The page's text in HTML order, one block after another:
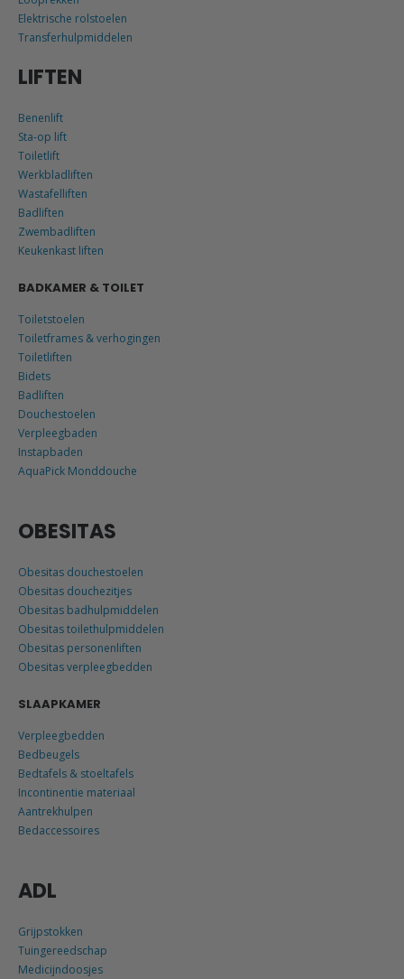
Elektrische rolstoelen
Transferhulpmiddelen
LIFTEN
Benenlift
Sta-op lift
Toiletlift
Werkbladliften
Wastafelliften
Badliften
Zwembadliften
Keukenkast liften
BADKAMER & TOILET
Toiletstoelen
Toiletframes & verhogingen
Toiletliften
Bidets
Badliften
Douchestoelen
Verpleegbaden
Instapbaden
AquaPick Monddouche
OBESITAS
Obesitas douchestoelen
Obesitas douchezitjes
Obesitas badhulpmiddelen
Obesitas toilethulpmiddelen
Obesitas personenliften
Obesitas verpleegbedden
SLAAPKAMER
Verpleegbedden
Bedbeugels
Bedtafels & stoeltafels
Incontinentie materiaal
Aantrekhulpen
Bedaccessoires
ADL
Grijpstokken
Tuingereedschap
Medicijndoosjes